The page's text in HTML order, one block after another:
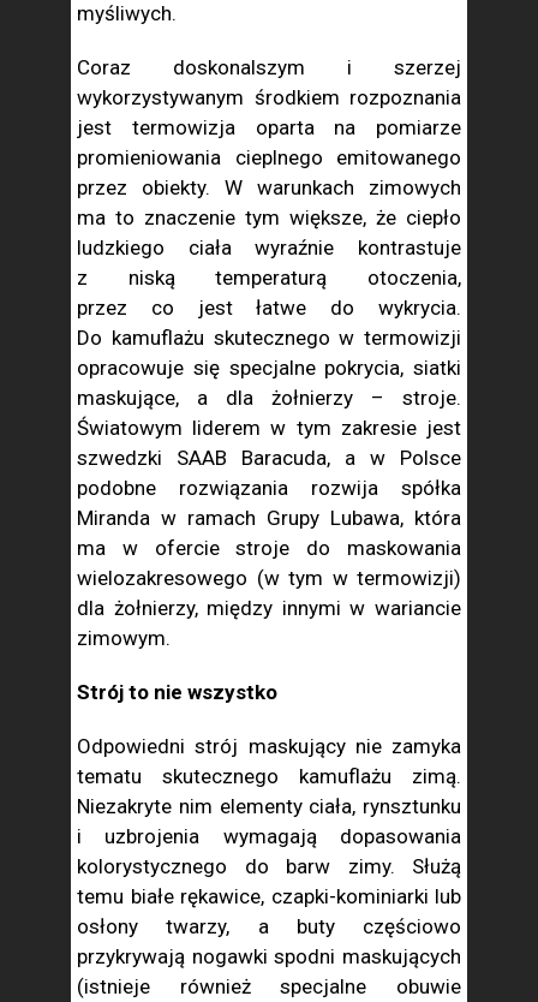
myśliwych.
Coraz doskonalszym i szerzej
wykorzystywanym środkiem rozpoznania
jest termowizja oparta na pomiarze
promieniowania cieplnego emitowanego
przez obiekty. W warunkach zimowych
ma to znaczenie tym większe, że ciepło
ludzkiego ciała wyraźnie kontrastuje
z niską temperaturą otoczenia,
przez co jest łatwe do wykrycia.
Do kamuflażu skutecznego w termowizji
opracowuje się specjalne pokrycia, siatki
maskujące, a dla żołnierzy – stroje.
Światowym liderem w tym zakresie jest
szwedzki SAAB Baracuda, a w Polsce
podobne rozwiązania rozwija spółka
Miranda w ramach Grupy Lubawa, która
ma w ofercie stroje do maskowania
wielozakresowego (w tym w termowizji)
dla żołnierzy, między innymi w wariancie
zimowym.
Strój to nie wszystko
Odpowiedni strój maskujący nie zamyka
tematu skutecznego kamuflażu zimą.
Niezakryte nim elementy ciała, rynsztunku
i uzbrojenia wymagają dopasowania
kolorystycznego do barw zimy. Służą
temu białe rękawice, czapki-kominiarki lub
osłony twarzy, a buty częściowo
przykrywają nogawki spodni maskujących
(istnieje również specjalne obuwie